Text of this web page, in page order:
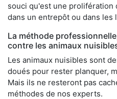
souci qu'est une prolifération
dans un entrepôt ou dans les
La méthode
contre les animaux
Les animaux nuisibles sont
doués pour rester planquer,
Mais ils ne resteront pas
méthodes de nos experts.